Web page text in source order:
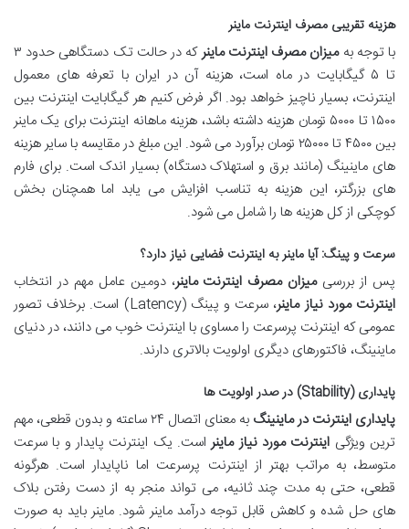
هزینه تقریبی مصرف اینترنت ماینر
با توجه بهمیزان مصرف اینترنت ماینر
که در حالت تک دستگاهی حدود ۳
تا ۵ گیگابایت در ماه است، هزینه آن در ایران با تعرفه های معمول
اینترنت، بسیار ناچیز خواهد بود. اگر فرض کنیم هر گیگابایت اینترنت بین
۱۵۰۰ تا ۵۰۰۰ تومان هزینه داشته باشد، هزینه ماهانه اینترنت برای یک ماینر
بین ۴۵۰۰ تا ۲۵۰۰۰ تومان برآورد می شود. این مبلغ در مقایسه با سایر هزینه
های ماینینگ (مانند برق و استهلاک دستگاه) بسیار اندک است. برای فارم
های بزرگتر، این هزینه به تناسب افزایش می یابد اما همچنان بخش
کوچکی از کل هزینه ها را شامل می شود.
سرعت و پینگ: آیا ماینر به اینترنت فضایی نیاز دارد؟
پس از بررسیمیزان مصرف اینترنت ماینر، دومین عامل مهم در انتخاب
اینترنت مورد نیاز ماینر
، سرعت و پینگ (Latency) است. برخلاف تصور
عمومی که اینترنت پرسرعت را مساوی با اینترنت خوب می دانند، در دنیای
ماینینگ، فاکتورهای دیگری اولویت بالاتری دارند.
پایداری (Stability) در صدر اولویت ها
پایداری اینترنت در ماینینگ
به معنای اتصال ۲۴ ساعته و بدون قطعی، مهم
ترین ویژگی اینترنت مورد نیاز ماینراست. یک اینترنت پایدار و با سرعت
متوسط، به مراتب بهتر از اینترنت پرسرعت اما ناپایدار است. هرگونه
قطعی، حتی به مدت چند ثانیه، می تواند منجر به از دست رفتن بلاک
های حل شده و کاهش قابل توجه درآمد ماینر شود. ماینر باید به صورت